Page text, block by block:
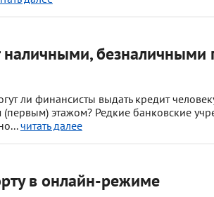
безналичными
ли финансисты выдать кредит
этажом? Редкие банковские
читать далее
в онлайн-режиме